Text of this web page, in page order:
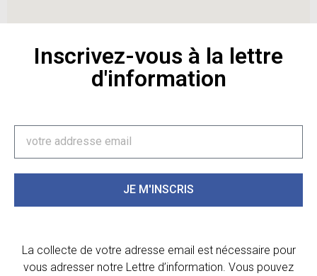
Inscrivez-vous à la lettre
d'information
JE M'INSCRIS
La collecte de votre adresse email est nécessaire pour
vous adresser notre Lettre d’information. Vous pouvez